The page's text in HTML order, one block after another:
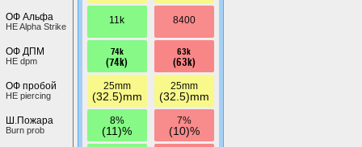
ОФ Альфа
HE Alpha Strike
ОФ ДПМ
HE dpm
ОФ пробой
HE piercing
Ш.Пожара
Burn prob
11k
74k
(74k)
25mm
(32.5)mm
8%
(11)%
8400
63k
(63k)
25mm
(32.5)mm
7%
(10)%